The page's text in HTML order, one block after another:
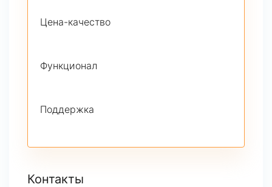
Цена-качество
Функционал
Поддержка
Контакты